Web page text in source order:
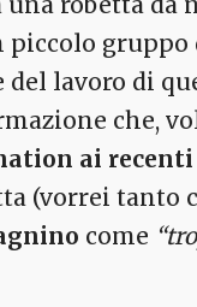
del lavoro di
che,
ai recenti
(vorrei tanto
come